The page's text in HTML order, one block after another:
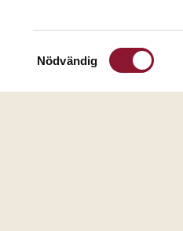
Samtyckesval
Nödvändig